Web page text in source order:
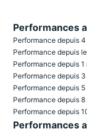
Performances
Performance depuis
Performance depuis
Performance depuis 1
Performance depuis
Performance depuis 5
Performance depuis 8
Performance depuis
Performances